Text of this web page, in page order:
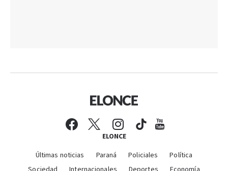
ELONCE
Últimas noticias Paraná Policiales
Política